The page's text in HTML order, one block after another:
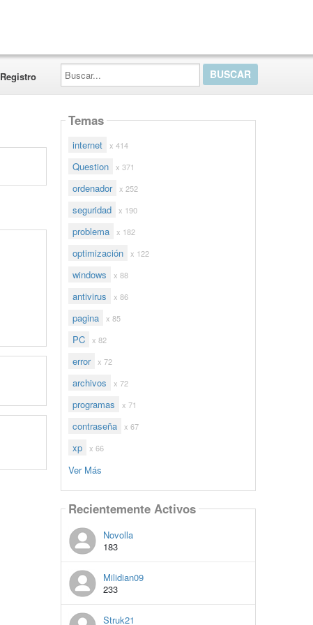
Registro
Buscar...
Temas
internet x 414
Question x 371
ordenador x 252
seguridad x 190
problema x 182
optimización x 122
windows x 88
antivirus x 86
pagina x 85
PC x 82
error x 72
archivos x 72
programas x 71
contraseña x 67
xp x 66
Ver Más
Recientemente Activos
Novolla
183
Milidian09
233
Struk21